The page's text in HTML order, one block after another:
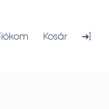
Kosár ➜]